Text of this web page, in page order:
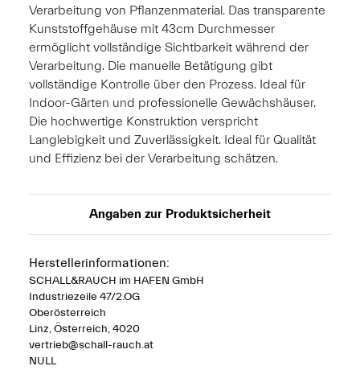
Verarbeitung von Pflanzenmaterial. Das transparente
Kunststoffgehäuse mit 43cm Durchmesser
ermöglicht vollständige Sichtbarkeit während der
Verarbeitung. Die manuelle Betätigung gibt
vollständige Kontrolle über den Prozess. Ideal für
Indoor-Gärten und professionelle Gewächshäuser.
Die hochwertige Konstruktion verspricht
Langlebigkeit und Zuverlässigkeit. Ideal für Qualität
und Effizienz bei der Verarbeitung schätzen.
Angaben zur Produktsicherheit
Herstellerinformationen:
SCHALL&RAUCH im HAFEN GmbH
Industriezeile 47/2.OG
Oberösterreich
Linz, Österreich, 4020
vertrieb@schall-rauch.at
NULL